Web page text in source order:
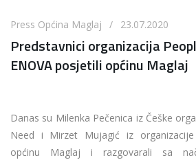
Press Općina Maglaj / 23.07.2020
Predstavnici organizacija
ENOVA posjetili općinu Maglaj
Danas su Milenka Pečenica iz Češke
Need i Mirzet Mujagić iz organizacije
općinu Maglaj i razgovarali sa